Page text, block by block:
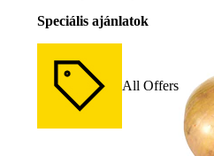
Speciális ajánlatok
All Offers